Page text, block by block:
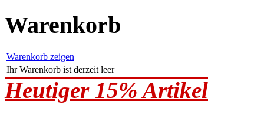
Warenkorb
Warenkorb zeigen
Ihr Warenkorb ist derzeit leer
Heutiger 15% Artikel